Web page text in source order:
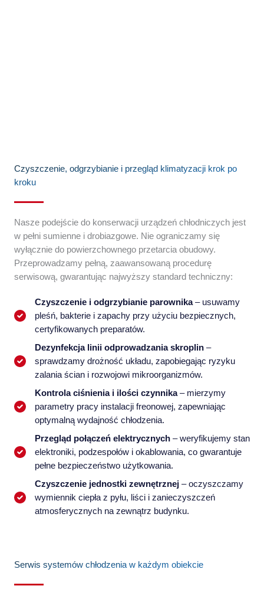
Czyszczenie, odgrzybianie i przegląd klimatyzacji krok po
kroku
Nasze podejście do konserwacji urządzeń chłodniczych jest
w pełni sumienne i drobiazgowe. Nie ograniczamy się
wyłącznie do powierzchownego przetarcia obudowy.
Przeprowadzamy pełną, zaawansowaną procedurę
serwisową, gwarantując najwyższy standard techniczny:
Czyszczenie i odgrzybianie parownika– usuwamy
pleśń, bakterie i zapachy przy użyciu bezpiecznych,
certyfikowanych preparatów.
Dezynfekcja linii odprowadzania skroplin –
sprawdzamy drożność układu, zapobiegając ryzyku
zalania ścian i rozwojowi mikroorganizmów.
Kontrola ciśnienia i ilości czynnika– mierzymy
parametry pracy instalacji freonowej, zapewniając
optymalną wydajność chłodzenia.
Przegląd połączeń elektrycznych – weryfikujemy stan
elektroniki, podzespołów i okablowania, co gwarantuje
pełne bezpieczeństwo użytkowania.
Czyszczenie jednostki zewnętrznej – oczyszczamy
wymiennik ciepła z pyłu, liści i zanieczyszczeń
atmosferycznych na zewnątrz budynku.
Serwis systemów chłodzenia w każdym obiekcie